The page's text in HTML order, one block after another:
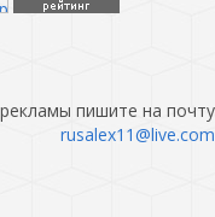
пишите на почту
rusalex11@live.com